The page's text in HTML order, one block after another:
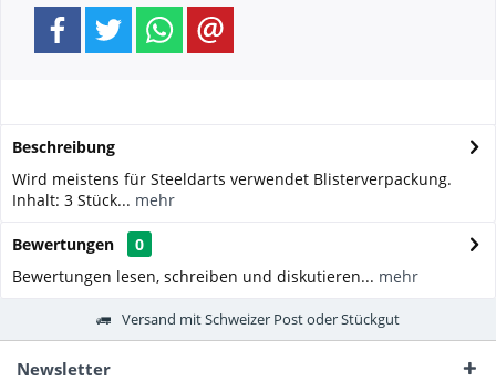
Beschreibung
Wird meistens für Steeldarts verwendet Blisterverpackung.
Inhalt: 3 Stück... mehr
Bewertungen
0
Bewertungen lesen, schreiben und diskutieren... mehr
Versand mit Schweizer Post oder Stückgut
Newsletter